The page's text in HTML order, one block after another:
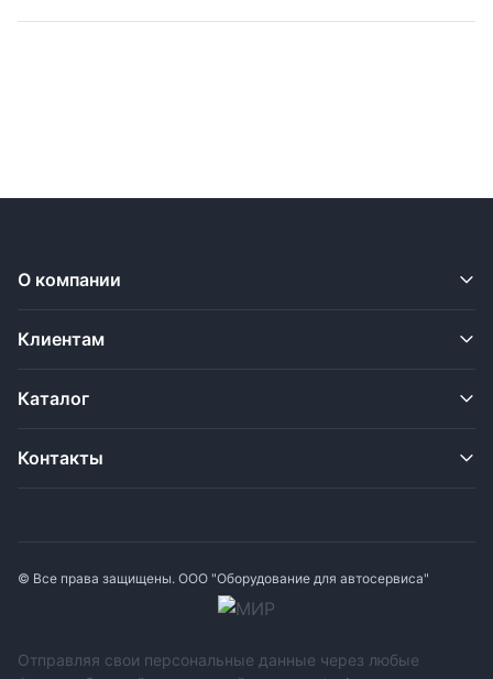
О компании
Клиентам
Каталог
Контакты
© Все права защищены. ООО "Оборудование для автосервиса"
Отправляя свои персональные данные через любые